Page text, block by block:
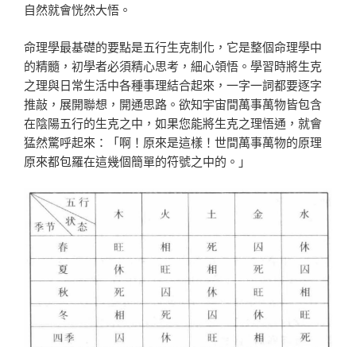
自然就會恍然大悟。
命理學最基礎的要點是五行生克制化，它是整個命理學中
的精髓，初學者必須精心思考，細心領悟。學習時將生克
之理與日常生活中各種事理結合起來，一字一詞都要逐字
推敲，展開聯想，開通思路。欲知宇宙間萬事萬物皆包含
在陰陽五行的生克之中，如果您能將生克之理悟通，就會
猛然驚呼起來：「啊！原來是這樣！世間萬事萬物的原理
原來都包羅在這幾個簡單的符號之中的。」